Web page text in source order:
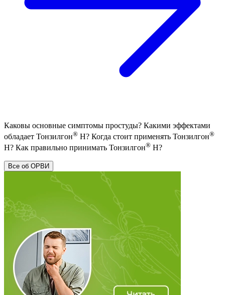
Каковы основные симптомы простуды? Какими эффектами
обладает Тонзилгон® Н? Когда стоит применять Тонзилгон®
Н? Как правильно принимать Тонзилгон® Н?
Все об ОРВИ